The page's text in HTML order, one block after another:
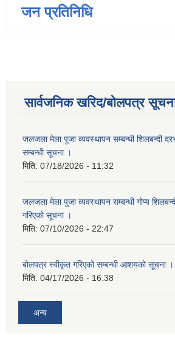
जन प्रतिनिधि
सार्वजनिक खरिद/बोलपत्र
जलजला मेला पूजा व्यवस्थापन सम्बन्धी शिलबन्दी
सम्बन्धी सूचना ।
मिति: 07/18/2026 - 11:32
जलजला मेला पुजा व्यवस्थापन सम्बन्धी गोप्य
गरिएको सूचना ।
मिति: 07/10/2026 - 22:47
बोलपत्र स्वीकृत गरिएको सम्बन्धी आशयको सूचना ।
मिति: 04/17/2026 - 16:38
अन्य